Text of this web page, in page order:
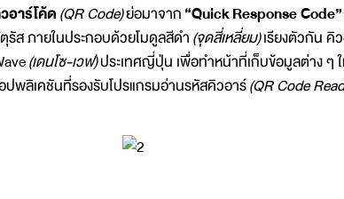
อาร์โค้ด(QR Code)ย่อมาจาก“Quick Response Code”
รัส ภายในประกอบด้วยโมดูลสีดำ(จุดสี่เหลี่ยม)เรียงตัวกัน คิ
(เดนโซ-เวฟ)ประเทศญี่ปุ่น เพื่อทำหน้าที่เก็บข้อมูลต่าง ๆ
ปพลิเคชันที่รองรับโปรแกรมอ่านรหัสคิวอาร์(QR Code